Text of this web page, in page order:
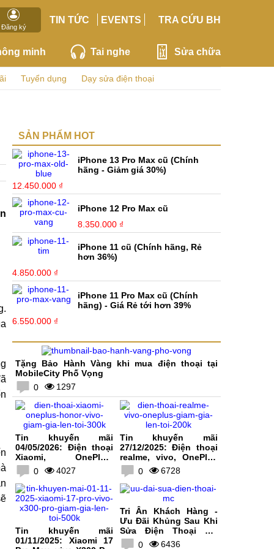
Đăng ký
TIN TỨC EVENTS TRA CỨU BH
minh Tai nghe Sửa chữa
Tuyển dụng Dạy sửa điện thoại
SẢN PHẨM HOT
iPhone 13 Pro Max cũ (Chính
hãng - Giảm giá 30%)
12.450.000 ₫
iPhone 12 Pro Max cũ
8.350.000 ₫
iPhone 11 cũ (Chính hãng, Rẻ
hơn 36%)
4.850.000 ₫
iPhone 11 Pro Max cũ (Chính
hãng) - Giá Rẻ tới hơn 39%
6.550.000 ₫
Tặng Bảo Hành Vàng khi mua điện thoại tại
MobileCity Phố Vọng
0
1297
Tin khuyến mãi
04/05/2026: Điện thoại
Xiaomi, OnePlus,
HONOR, vivo giảm giá
lên tới 300K
0 4027
Tin khuyến mãi
27/12/2025: Điện thoại
realme, vivo, OnePlus
giảm giá lên tới 200K
0 6728
Tin khuyến mãi
01/11/2025: Xiaomi 17
Tri Ân Khách Hàng -
Ưu Đãi Khủng Sau Khi
Sửa Điện Thoại Tại
MobileCity
0 6436